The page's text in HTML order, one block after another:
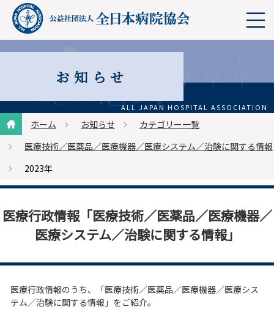
お知らせ
ホーム お知らせ
カテゴリー一覧
医療技術／医薬品／医療機器／医療システム／治験に関する情報
2023年
医療行政情報「医療技術／医薬品／医療機器／
医療システム／治験に関する情報」
医療行政情報のうち、「医療技術／医薬品／医療機器／医療シス
テム／治験に関する情報」をご紹介。